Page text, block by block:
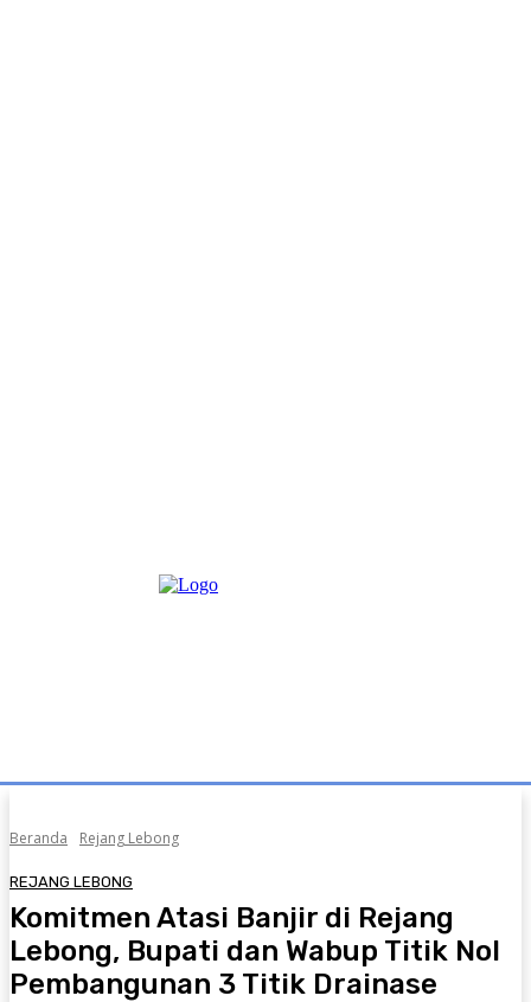
Beranda Rejang Lebong
REJANG LEBONG
Komitmen Atasi Banjir di Rejang
Lebong, Bupati dan Wabup Titik Nol
Pembangunan 3 Titik Drainase